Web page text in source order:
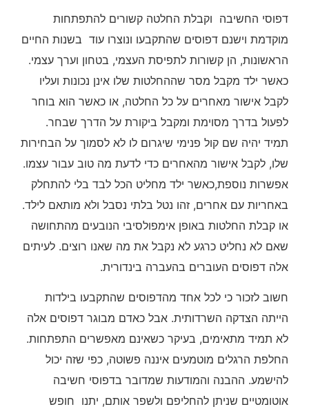
דפוסי החשיבה וקבלת החלטה קשורים להתפתחות
מוקדמת וישנם דפוסים שהתקבעו ונוצרו עוד בשנות החיים
הראשונות, הן קשורות לתפיסת העצמי, בטחון וערך עצמי.
כאשר ילד מקבל מסר שההחלטות שלו אינן נכונות ועליו
לקבל אישור מאחרים על כל החלטה, או כאשר הוא בוחר
לפעול בדרך מסוימת ומקבל ביקורת על הדרך שבחר.
תמיד יהיה שם קול פנימי שיגרום לו לא לסמוך על הבחירות
שלו, לקבל אישור מהאחרים כדי לדעת מה טוב עבור עצמו.
אפשרות נוספת,כאשר ילד מחליט הכל לבד בלי להתחלק
באחריות עם אחרים, זהו נטל בלתי נסבל ולא מותאם לילד.
או קבלת החלטות באופן אימפולסיבי הנובעים מהתחושה
שאם לא נחליט כרגע לא נקבל את מה שאנו רוצים. לעיתים
אלה דפוסים העוברים בהעברה בינדורית.
חשוב לזכור כי לכל אחד מהדפוסים שהתקבעו בילדות
הייתה הצדקה השרדותית. אבל כאדם מבוגר דפוסים אלה
לא תמיד מתאימים, בעיקר כשאינם מאפשרים התפתחות.
החלפת הרגלים מוטמעים איננה פשוטה, כפי שזה יכול
להישמע. ההבנה והמודעות שמדובר בדפוסי חשיבה
אוטומטיים שניתן להחליפם ולשפר אותם, יתנו חופש